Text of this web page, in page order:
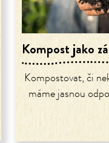
Kompost jako
Kompostovat, či
máme jasnou